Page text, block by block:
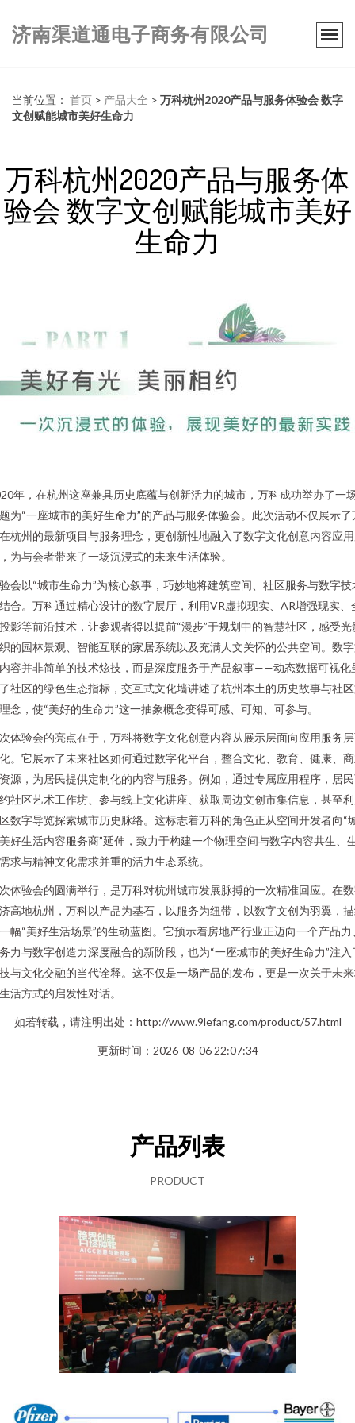
济南渠道通电子商务有限公司
当前位置： 首页 > 产品大全 > 万科杭州2020产品与服务体验会 数字
文创赋能城市美好生命力
万科杭州2020产品与服务体
验会 数字文创赋能城市美好
生命力
年，在杭州这座兼具历史底蕴与创新活力的城市，万科成功举办了一
为“一座城市的美好生命力”的产品与服务体验会。此次活动不仅展示了
杭州的最新项目与服务理念，更创新性地融入了数字文化创意内容应
为与会者带来了一场沉浸式的未来生活体验。
会以“城市生命力”为核心叙事，巧妙地将建筑空间、社区服务与数字技
合。万科通过精心设计的数字展厅，利用VR虚拟现实、AR增强现实、
影等前沿技术，让参观者得以提前“漫步”于规划中的智慧社区，感受光
的园林景观、智能互联的家居系统以及充满人文关怀的公共空间。数
容并非简单的技术炫技，而是深度服务于产品叙事——动态数据可视化
社区的绿色生态指标，交互式文化墙讲述了杭州本土的历史故事与社
念，使“美好的生命力”这一抽象概念变得可感、可知、可参与。
体验会的亮点在于，万科将数字文化创意内容从展示层面向应用服务
。它展示了未来社区如何通过数字化平台，整合文化、教育、健康、
源，为居民提供定制化的内容与服务。例如，通过专属应用程序，居
社区艺术工作坊、参与线上文化讲座、获取周边文创市集信息，甚至
数字导览探索城市历史脉络。这标志着万科的角色正从空间开发者向“
好生活内容服务商”延伸，致力于构建一个物理空间与数字内容共生、
求与精神文化需求并重的活力生态系统。
体验会的圆满举行，是万科对杭州城市发展脉搏的一次精准回应。在
高地杭州，万科以产品为基石，以服务为纽带，以数字文创为羽翼，
幅“美好生活场景”的生动蓝图。它预示着房地产行业正迈向一个产品力
力与数字创造力深度融合的新阶段，也为“一座城市的美好生命力”注入
与文化交融的当代诠释。这不仅是一场产品的发布，更是一次关于未
活方式的启发性对话。
如若转载，请注明出处：http://www.9lefang.com/product/57.html
更新时间：2026-08-06 22:07:34
产品列表
PRODUCT